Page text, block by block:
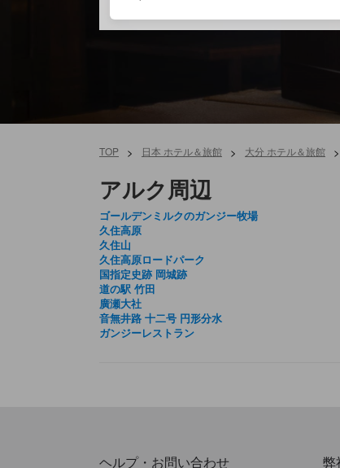
TOP > 日本 ホテル＆旅館 > 大分 ホテル＆旅館 >
アルク周辺
ゴールデンミルクのガンジー牧場
久住高原
久住山
久住高原ロードパーク
国指定史跡 岡城跡
道の駅 竹田
廣瀬大社
音無井路 十二号 円形分水
ガンジーレストラン
ヘルプ・お問い合わせ 弊